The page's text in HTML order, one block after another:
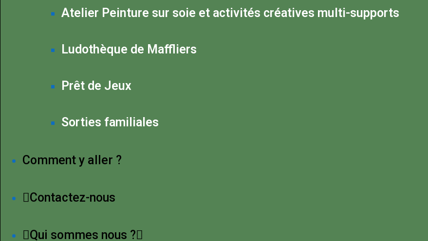
Atelier Peinture sur soie et activités créatives multi-supports
Ludothèque de Maffliers
Prêt de Jeux
Sorties familiales
Comment y aller ?
Contactez-nous
Qui sommes nous ?